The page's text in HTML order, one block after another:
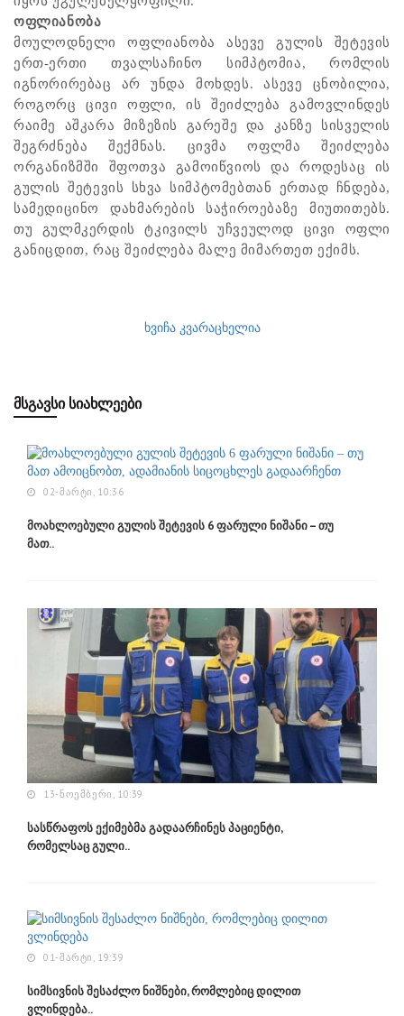
ოფლიანობა
მოულოდნელი ოფლიანობა ასევე გულის შეტევის
ერთ-ერთი თვალსაჩინო სიმპტომია, რომლის
იგნორირებაც არ უნდა მოხდეს. ასევე ცნობილია,
როგორც ცივი ოფლი, ის შეიძლება გამოვლინდეს
რაიმე აშკარა მიზეზის გარეშე და კანზე სისველის
შეგრძნება შექმნას. ცივმა ოფლმა შეიძლება
ორგანიზმში შფოთვა გამოიწვიოს და როდესაც ის
გულის შეტევის სხვა სიმპტომებთან ერთად ჩნდება,
სამედიცინო დახმარების საჭიროებაზე მიუთითებს.
თუ გულმკერდის ტკივილს უჩვეულოდ ცივი ოფლი
განიცდით, რაც შეიძლება მალე მიმართეთ ექიმს.
ხვიჩა კვარაცხელია
ᲛᲡᲒᲐᲕᲡᲘ ᲡᲘᲐᲮᲚᲔᲔᲑᲘ
02-ᲛᲐᲠᲢᲘ, 10:36
მოახლოებული გულის შეტევის 6 ფარული ნიშანი – თუ
მათ..
13-ᲜᲝᲔᲛᲑᲔᲠᲘ, 10:39
სასწრაფოს ექიმებმა გადაარჩინეს პაციენტი,
რომელსაც გული..
01-ᲛᲐᲠᲢᲘ, 19:39
სიმსივნის შესაძლო ნიშნები, რომლებიც დილით
ვლინდება..